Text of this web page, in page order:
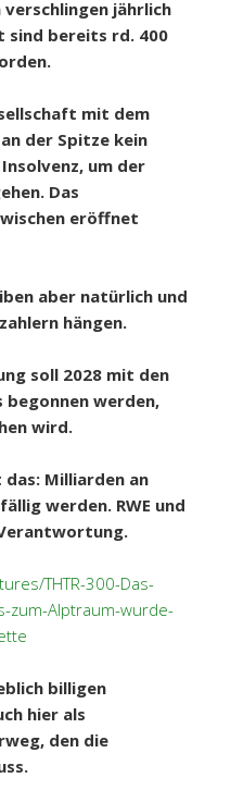
jährlich
sind bereits rd. 400
mit dem
der Spitze kein
um der
Das
eröffnet
aber natürlich und
hängen.
soll 2028 mit den
begonnen werden,
wird.
Milliarden an
werden. RWE und
THTR-300-Das-
zum-Alptraum-wurde-
billigen
hier als
den die